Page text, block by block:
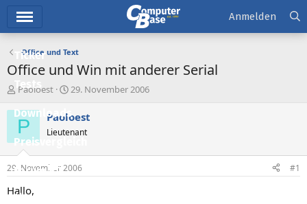
Ticker
Tests
Downloads
Preisvergleich
Forum
Aktuelles
Anmelden
Office und Text
Office und Win mit anderer Serial
E
s
e
e
r
Paoloest
E
s
e
l
t
29. November 2006
P Paoloest
Lieutenant
29. November 2006 #1
Hallo,